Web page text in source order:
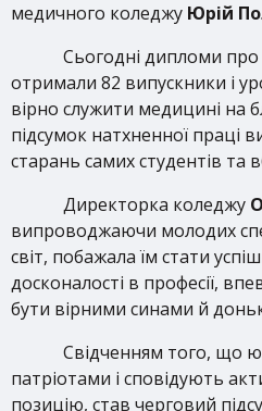
медичного коледжу Юрій
Сьогодні дипломи
отримали 82 випускники і
вірно служити медицині на
підсумок натхненної праці
старань самихстудентів та
Директорка коледжу
випроводжаючи молодих
світ, побажала їм стати
досконалості в професії,
бути вірними синами й
Свідченням того, що
патріотами і сповідують
позицію, став черговий